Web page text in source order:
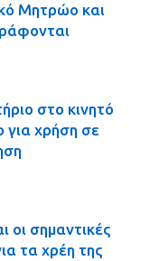
Μητρώο και
στο κινητό
χρήση σε
οι σημαντικές
τα χρέη της